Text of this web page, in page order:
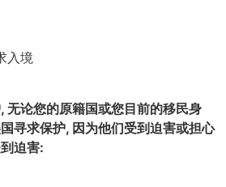
入境
无论您的原籍国或您目前的移民身
寻求保护, 因为他们受到迫害或担心
迫害: